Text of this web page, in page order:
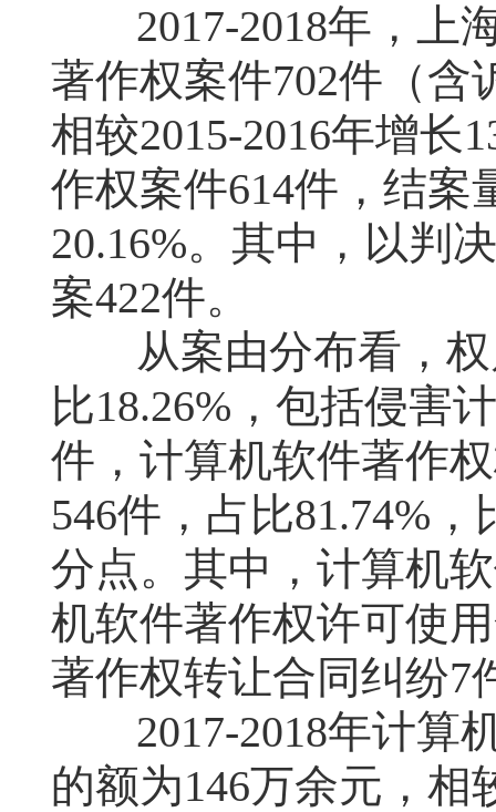
2017-2018年，上
著作权案件702件（含
相较2015-2016年增长
作权案件614件，结案
20.16%。其中，以判
案422件。
从案由分布看，
比18.26% ，包括侵害
件，计算机软件著作
546件，占比81.74% ，
分点。其中，计算机
机软件著作权许可使
著作权转让合同纠纷7
2017-2018年计算
的额为146万余元，相